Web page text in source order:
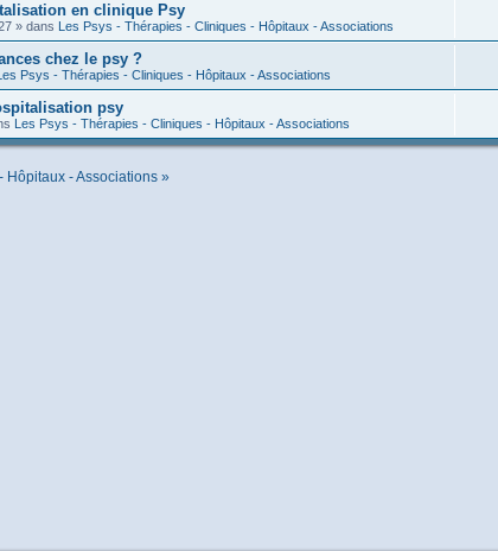
en clinique Psy
» dans Les Psys - Thérapies - Cliniques - Hôpitaux - Associations
chez le psy ?
Les Psys - Thérapies - Cliniques - Hôpitaux - Associations
psy
Les Psys - Thérapies - Cliniques - Hôpitaux - Associations
Hôpitaux - Associations »